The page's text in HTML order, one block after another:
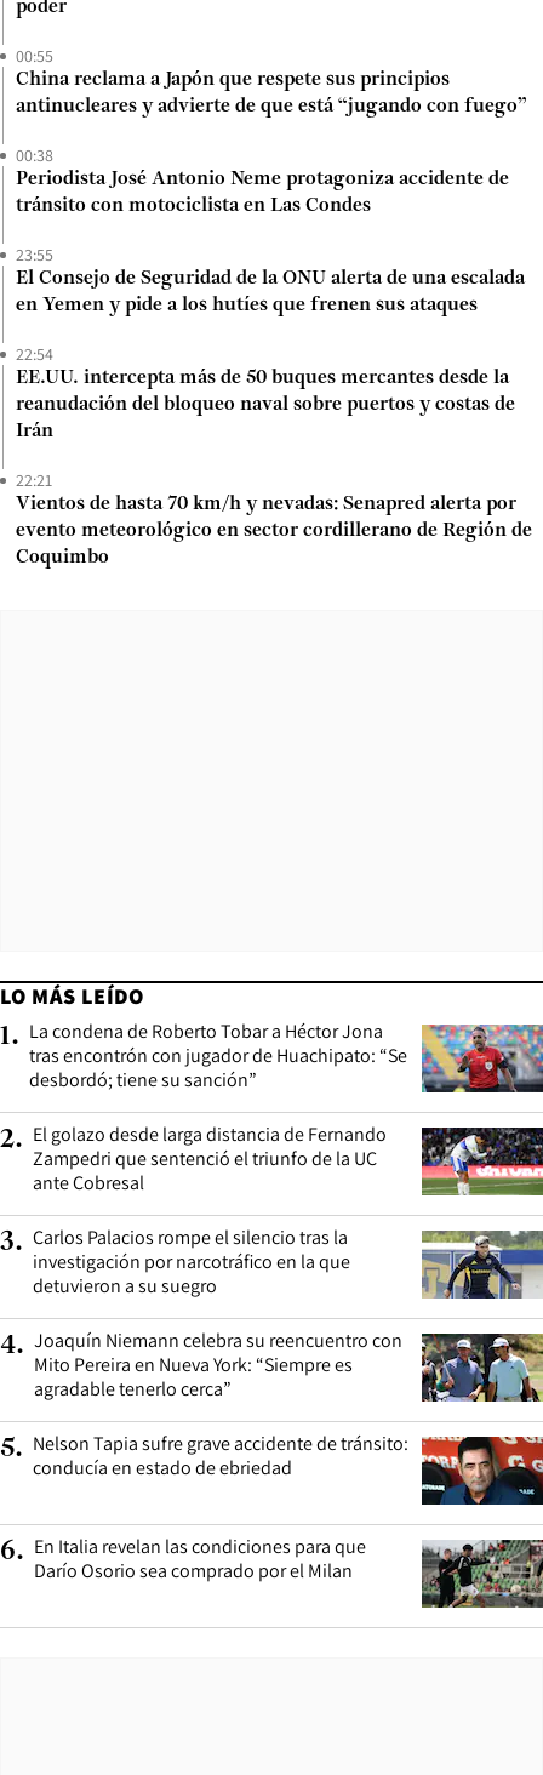
poder
00:55
China reclama a Japón que respete sus principios
antinucleares y advierte de que está “jugando con fuego”
00:38
Periodista José Antonio Neme protagoniza accidente de
tránsito con motociclista en Las Condes
23:55
El Consejo de Seguridad de la ONU alerta de una escalada
en Yemen y pide a los hutíes que frenen sus ataques
22:54
EE.UU. intercepta más de 50 buques mercantes desde la
reanudación del bloqueo naval sobre puertos y costas de
Irán
22:21
Vientos de hasta 70 km/h y nevadas: Senapred alerta por
evento meteorológico en sector cordillerano de Región de
Coquimbo
LO MÁS LEÍDO
1. La condena de Roberto Tobar a Héctor Jona
tras encontrón con jugador de Huachipato: “Se
desbordó; tiene su sanción”
2. El golazo desde larga distancia de Fernando
Zampedri que sentenció el triunfo de la UC
ante Cobresal
3. Carlos Palacios rompe el silencio tras la
investigación por narcotráfico en la que
detuvieron a su suegro
4. Joaquín Niemann celebra su reencuentro con
Mito Pereira en Nueva York: “Siempre es
agradable tenerlo cerca”
5. Nelson Tapia sufre grave accidente de tránsito:
conducía en estado de ebriedad
6. En Italia revelan las condiciones para que
Darío Osorio sea comprado por el Milan